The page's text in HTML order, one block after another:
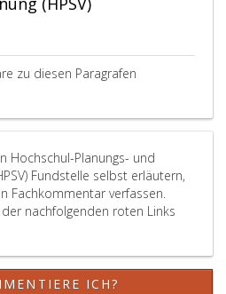
zu diesen Paragrafen
Hochschul-Planungs- und
Fundstelle selbst erläutern,
Fachkommentar verfassen.
nachfolgenden roten Links
ICH?